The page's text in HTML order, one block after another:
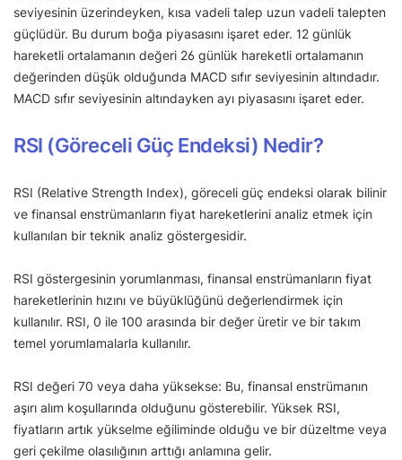
seviyesinin üzerindeyken, kısa vadeli talep uzun vadeli talepten
güçlüdür. Bu durum boğa piyasasını işaret eder. 12 günlük
hareketli ortalamanın değeri 26 günlük hareketli ortalamanın
değerinden düşük olduğunda MACD sıfır seviyesinin altındadır.
MACD sıfır seviyesinin altındayken ayı piyasasını işaret eder.
RSI (Göreceli Güç Endeksi) Nedir?
RSI (Relative Strength Index), göreceli güç endeksi olarak bilinir
ve finansal enstrümanların fiyat hareketlerini analiz etmek için
kullanılan bir teknik analiz göstergesidir.
RSI göstergesinin yorumlanması, finansal enstrümanların fiyat
hareketlerinin hızını ve büyüklüğünü değerlendirmek için
kullanılır. RSI, 0 ile 100 arasında bir değer üretir ve bir takım
temel yorumlamalarla kullanılır.
RSI değeri 70 veya daha yüksekse: Bu, finansal enstrümanın
aşırı alım koşullarında olduğunu gösterebilir. Yüksek RSI,
fiyatların artık yükselme eğiliminde olduğu ve bir düzeltme veya
geri çekilme olasılığının arttığı anlamına gelir.